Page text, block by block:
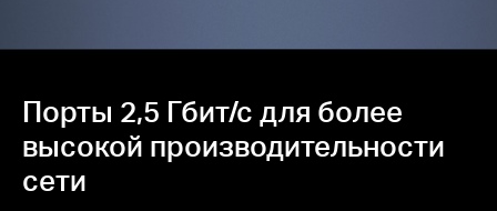
Порты 2,5 Гбит/с для более
высокой производительности
сети